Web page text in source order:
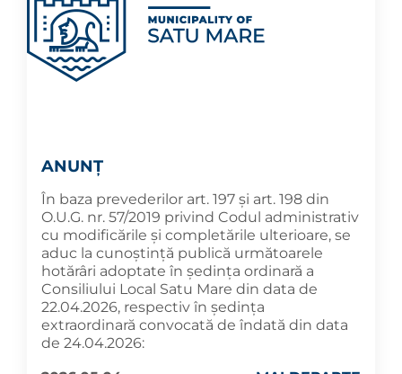
ANUNȚ
În baza prevederilor art. 197 și art. 198 din
O.U.G. nr. 57/2019 privind Codul administrativ
cu modificările și completările ulterioare, se
aduc la cunoştinţă publică următoarele
hotărâri adoptate în şedința ordinară a
Consiliului Local Satu Mare din data de
22.04.2026, respectiv în ședința
extraordinară convocată de îndată din data
de 24.04.2026: